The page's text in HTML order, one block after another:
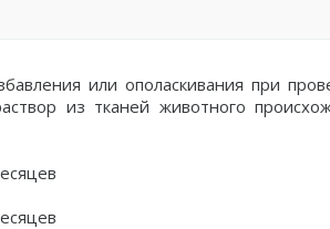
или ополаскивания при
из тканей животного